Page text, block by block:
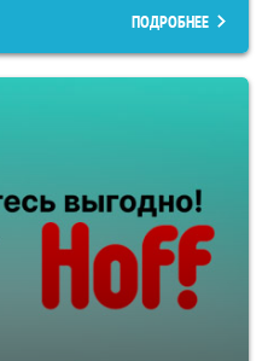
ПОДРОБНЕЕ